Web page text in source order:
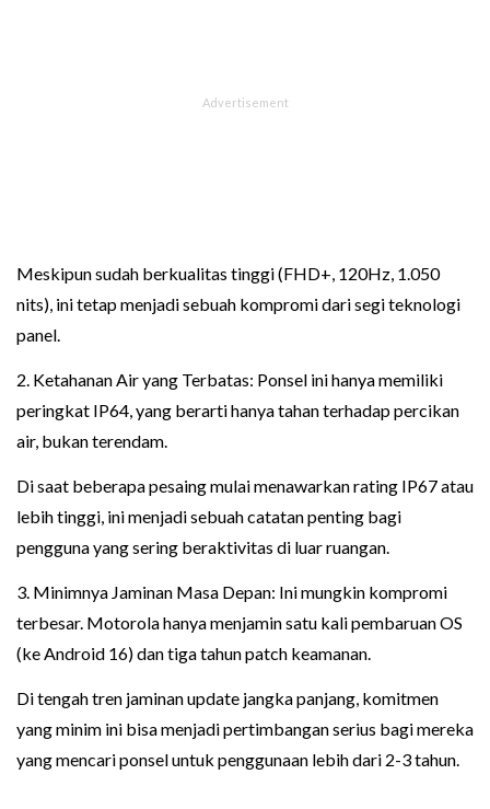
Meskipun sudah berkualitas tinggi (FHD+, 120Hz, 1.050
nits), ini tetap menjadi sebuah kompromi dari segi teknologi
panel.
2. Ketahanan Air yang Terbatas: Ponsel ini hanya memiliki
peringkat IP64, yang berarti hanya tahan terhadap percikan
air, bukan terendam.
Di saat beberapa pesaing mulai menawarkan rating IP67 atau
lebih tinggi, ini menjadi sebuah catatan penting bagi
pengguna yang sering beraktivitas di luar ruangan.
3. Minimnya Jaminan Masa Depan: Ini mungkin kompromi
terbesar. Motorola hanya menjamin satu kali pembaruan OS
(ke Android 16) dan tiga tahun patch keamanan.
Di tengah tren jaminan update jangka panjang, komitmen
yang minim ini bisa menjadi pertimbangan serius bagi mereka
yang mencari ponsel untuk penggunaan lebih dari 2-3 tahun.